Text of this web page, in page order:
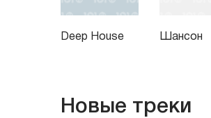
Deep House Шансон
Новые треки